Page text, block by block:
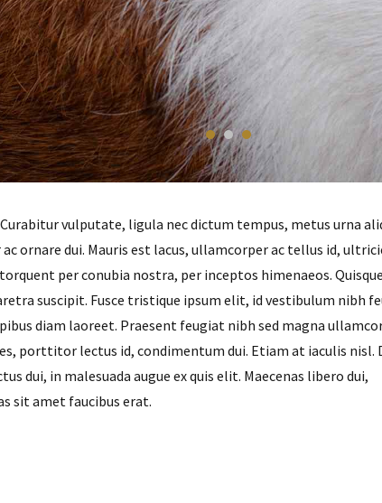
vulputate, ligula nec dictum tempus, metus urna
ornare dui. Mauris est lacus, ullamcorper ac tellus id,
per conubia nostra, per inceptos himenaeos. Quisque
suscipit. Fusce tristique ipsum elit, id vestibulum nibh
diam laoreet. Praesent feugiat nibh sed magna
porttitor lectus id, condimentum dui. Etiam at iaculis nisl.
dui, in malesuada augue ex quis elit. Maecenas libero dui,
sit amet faucibus erat.